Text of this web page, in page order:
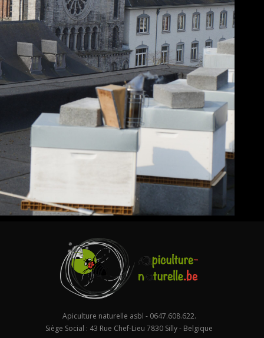
Apiculture naturelle asbl - 0647.608.622.
Siège Social : 43 Rue Chef-Lieu 7830 Silly - Belgique